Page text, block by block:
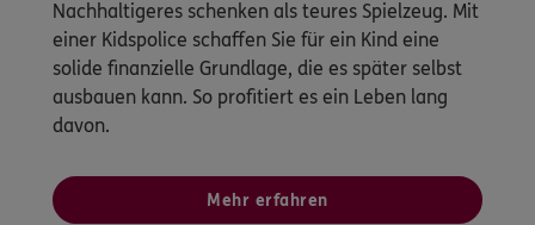
Nachhaltigeres schenken als teures Spielzeug. Mit
einer Kidspolice schaffen Sie für ein Kind eine
solide finanzielle Grundlage, die es später selbst
ausbauen kann. So profitiert es ein Leben lang
davon.
Mehr erfahren